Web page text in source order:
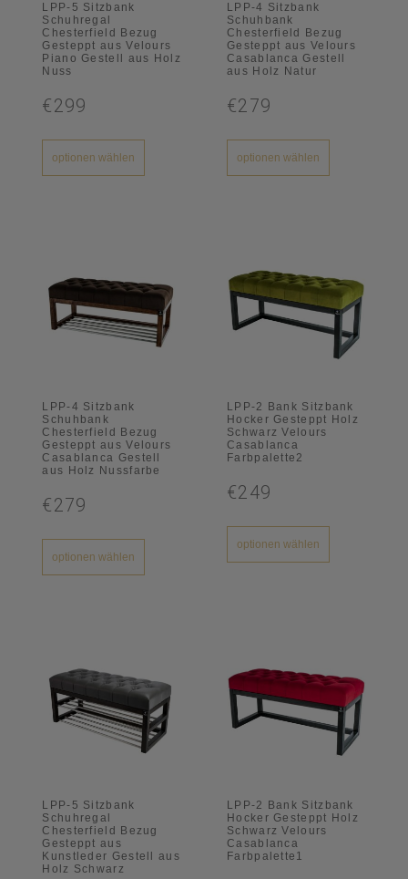
LPP-5 Sitzbank
Schuhregal
Chesterfield Bezug
Gesteppt aus Velours
Piano Gestell aus Holz
Nuss
€299
optionen wählen
LPP-4 Sitzbank
Schuhbank
Chesterfield Bezug
Gesteppt aus Velours
Casablanca Gestell
aus Holz Natur
€279
optionen wählen
LPP-4 Sitzbank
Schuhbank
Chesterfield Bezug
Gesteppt aus Velours
Casablanca Gestell
aus Holz Nussfarbe
€279
optionen wählen
LPP-2 Bank Sitzbank
Hocker Gesteppt Holz
Schwarz Velours
Casablanca
Farbpalette2
€249
optionen wählen
LPP-5 Sitzbank
Schuhregal
Chesterfield Bezug
Gesteppt aus
Kunstleder Gestell aus
Holz Schwarz
LPP-2 Bank Sitzbank
Hocker Gesteppt Holz
Schwarz Velours
Casablanca
Farbpalette1